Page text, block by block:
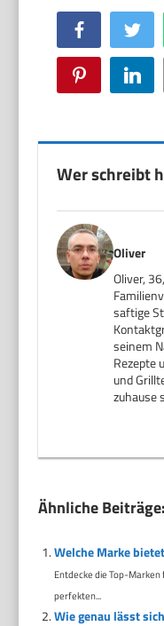
Facebook Twitter
Pinterest
Wer schreibt
Oliver
Oliver,
saftige
seinem
Rezepte
und
zuhause
Ähnliche Beiträge:
Welche Marke
Entdecke die Top-
perfekten...
Wie genau lässt